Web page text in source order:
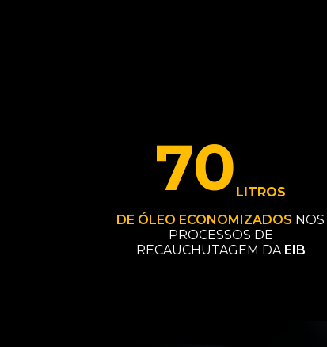
70 LITROS
DE ÓLEO ECONOMIZADOS NOS
PROCESSOS DE
RECAUCHUTAGEM DA EIB